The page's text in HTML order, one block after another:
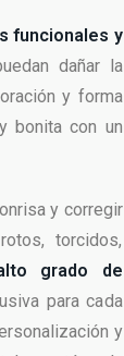
funcionales y
dañar la
y forma
bonita con un
y corregir
torcidos,
grado de
para cada
y